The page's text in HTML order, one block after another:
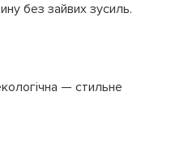
без зайвих зусиль.
— стильне